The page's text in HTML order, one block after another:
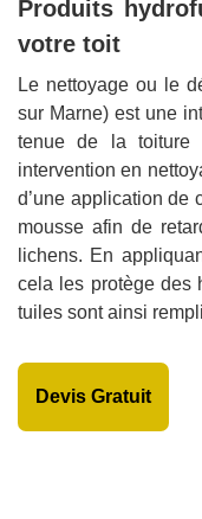
Produits
votre toit
Le nettoyage ou le
sur Marne) est une
tenue de la toiture
intervention en
d’une application de
mousse afin de
lichens. En
cela les protège des
tuiles sont ainsi
Devis Gratuit